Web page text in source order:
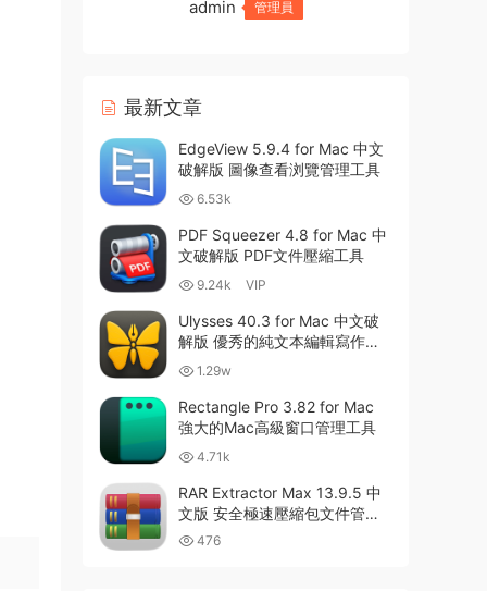
admin 管理員
最新文章
EdgeView 5.9.4 for Mac 中文
破解版 圖像查看浏覽管理工具
6.53k
PDF Squeezer 4.8 for Mac 中
文破解版 PDF文件壓縮工具
9.24k VIP
Ulysses 40.3 for Mac 中文破
解版 優秀的純文本編輯寫作軟
件 1.29w
Rectangle Pro 3.82 for Mac
強大的Mac高級窗口管理工具
4.71k
RAR Extractor Max 13.9.5 中
文版 安全極速壓縮包文件管理
器 476